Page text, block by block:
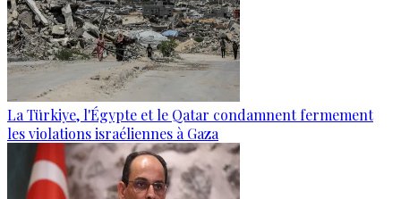
La Türkiye, l'Égypte et le Qatar condamnent fermement
les violations israéliennes à Gaza